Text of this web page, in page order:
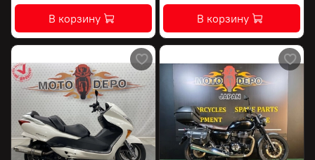
В корзину В корзину